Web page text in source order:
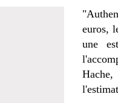
euros,
une